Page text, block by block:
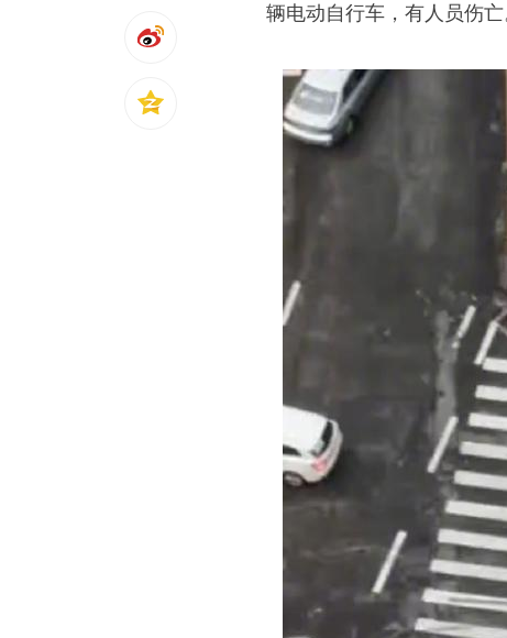
辆电动自行车，有人员伤亡